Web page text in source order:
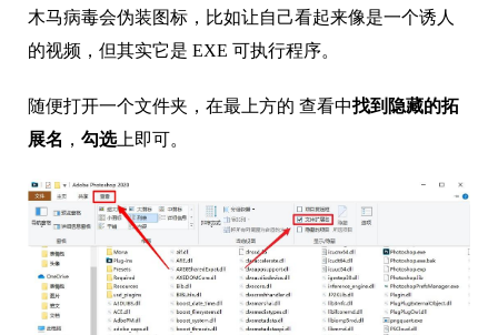
木马病毒会伪装图标，比如让自己看起来像是一个诱人
的视频，但其实它是 EXE 可执行程序。
随便打开一个文件夹，在最上方的 查看中找到隐藏的拓
展名 ， 勾选上即可。